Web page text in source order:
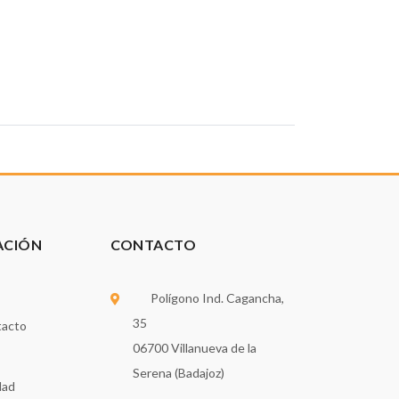
CONTACTO
Polígono Ind. Cagancha,
35
06700 Villanueva de la
Serena (Badajoz)